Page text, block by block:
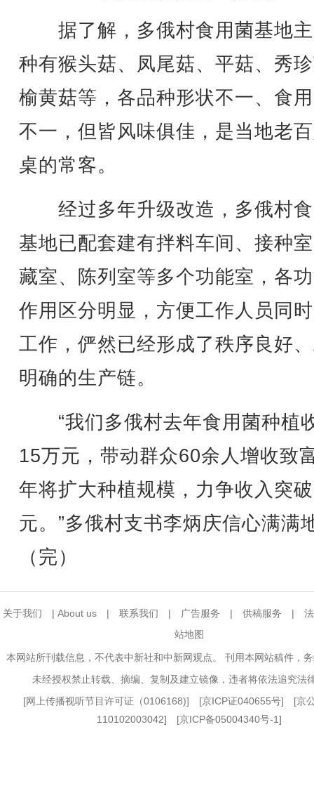
据了解，多俄村食用菌基地
种有猴头菇、凤尾菇、平菇、秀
榆黄菇等，各品种形状不一、食
不一，但皆风味俱佳，是当地老
桌的常客。
经过多年升级改造，多俄村
基地已配套建有拌料车间、接种
藏室、陈列室等多个功能室，各
作用区分明显，方便工作人员同
工作，俨然已经形成了秩序良好
明确的生产链。
“我们多俄村去年食用菌种植
15万元，带动群众60余人增收致
年将扩大种植规模，力争收入突
元。”多俄村支书李炳庆信心满满
（完）
关于我们 | About us | 联系我们 | 广告服务 | 供稿服务 |
站地图
本网站所刊载信息，不代表中新社和中新网观点。 刊用本网站稿件，
未经授权禁止转载、摘编、复制及建立镜像，违者将依法追究法
[网上传播视听节目许可证（0106168)] [京ICP证040655号] [京
110102003042] [京ICP备05004340号-1]